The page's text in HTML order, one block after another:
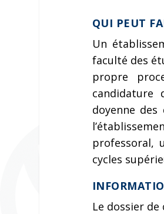
QUI PEUT
Un
faculté des
propre
candidature
doyenne des
professoral,
cycles
Le dossier